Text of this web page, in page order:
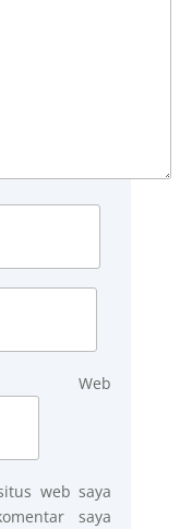
web saya
saya